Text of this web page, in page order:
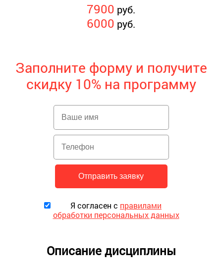
7900 руб.
6000 руб.
Заполните форму и получите
скидку 10% на программу
Я согласен с правилами
обработки персональных данных
Описание дисциплины